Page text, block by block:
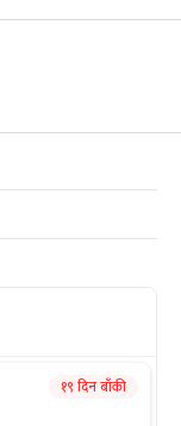
१९ दिन बाँकी